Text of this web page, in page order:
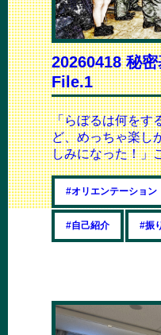
20260418 秘密
File.1
「らぼるは何をす
ど、めっちゃ楽し
しみになった！」
もいらっしゃる方
#オリエンテーション
#自己紹介 #振